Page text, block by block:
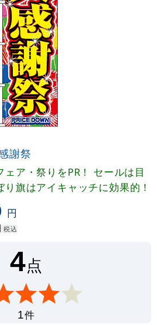
謝祭
ア・祭りをPR！ セールは目
旗はアイキャッチに効果的！
円
税込
4点
1件